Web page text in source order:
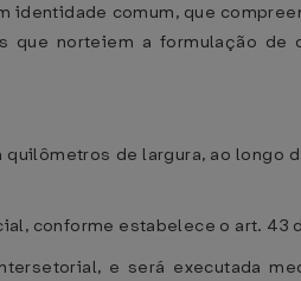
comum, que
norteiem a formulação de
de largura, ao
conforme estabelece o art. 43
e será executada